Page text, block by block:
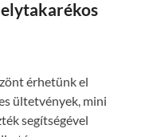
érhetünk el
ültetvények, mini
segítségével